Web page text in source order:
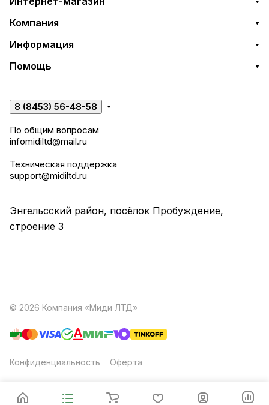
Компания
Информация
Помощь
8 (8453) 56-48-58
По общим вопросам
infomidiltd@mail.ru
Техническая поддержка
support@midiltd.ru
Энгельсский район, посёлок Пробуждение,
строение 3
© 2026 Компания «Миди ЛТД»
Конфиденциальность Оферта